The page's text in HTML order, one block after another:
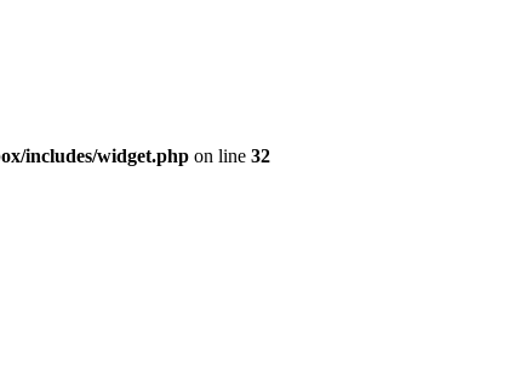
includes/widget.php on line 32